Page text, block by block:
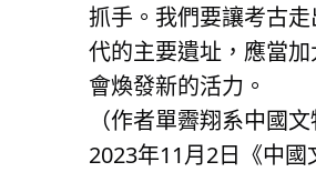
抓手。我們要讓考古
代的主要遺址，應當
會煥發新的活力。
（作者單霽翔系中國
2023年11月2日《中國